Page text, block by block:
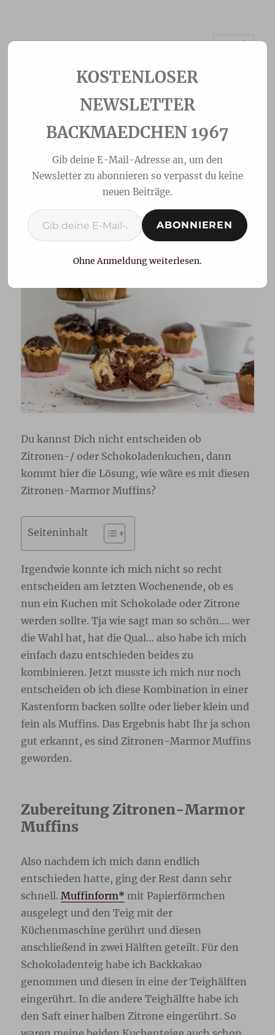
Zitronen-Marmor Muffins
Du kannst Dich nicht entscheiden ob
Zitronen-/ oder Schokoladenkuchen, dann
kommt hier die Lösung, wie wäre es mit diesen
Zitronen-Marmor Muffins?
Seiteninhalt
Irgendwie konnte ich mich nicht so recht
entscheiden am letzten Wochenende, ob es
nun ein Kuchen mit Schokolade oder Zitrone
werden sollte. Tja wie sagt man so schön…. wer
die Wahl hat, hat die Qual… also habe ich mich
einfach dazu entschieden beides zu
kombinieren. Jetzt musste ich mich nur noch
entscheiden ob ich diese Kombination in einer
Kastenform backen sollte oder lieber klein und
fein als Muffins. Das Ergebnis habt Ihr ja schon
gut erkannt, es sind Zitronen-Marmor Muffins
geworden.
Zubereitung Zitronen-Marmor
Muffins
Also nachdem ich mich dann endlich
entschieden hatte, ging der Rest dann sehr
schnell.Muffinform* mit Papierförmchen
ausgelegt und den Teig mit der
Küchenmaschine gerührt und diesen
anschließend in zwei Hälften geteilt. Für den
Schokoladenteig habe ich Backkakao
genommen und diesen in eine der Teighälften
eingerührt. In die andere Teighälfte habe ich
den Saft einer halben Zitrone eingerührt. So
NEWSLETTER
BACKMAEDCHEN 1967
Gib deine E-Mail-Adresse an, um den
Newsletter zu abonnieren so verpasst du keine
neuen Beiträge.
Gib deine E-Mail-Adresse ein ...
ABONNIEREN
Ohne Anmeldung weiterlesen.